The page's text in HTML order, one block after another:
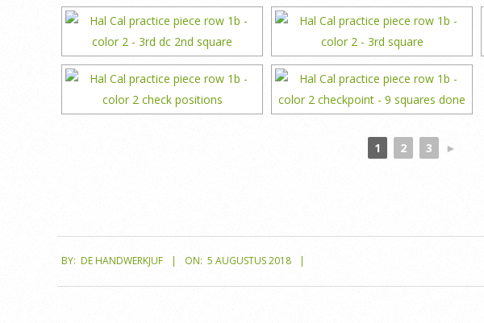
1 2 3 ►
08-
05
BY: DE HANDWERKJUF ON: 5 AUGUSTUS 2018